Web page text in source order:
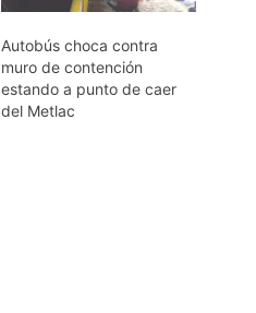
Autobús choca contra
muro de contención
estando a punto de caer
del Metlac